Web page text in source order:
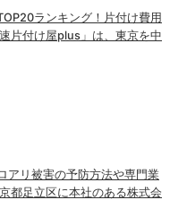
ランキング！片付け費用
片付け屋plus」は、東京を中
アリ被害の予防方法や専門業
都足立区に本社のある株式会